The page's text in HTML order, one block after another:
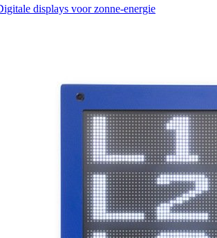
displays voor zonne-energie